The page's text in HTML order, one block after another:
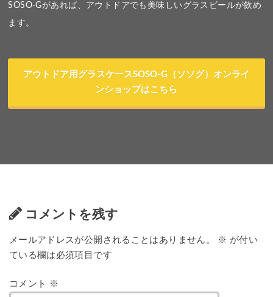
SOSO-Gがあれば、アウトドアでも美味しいグラスビールが飲め
ます。
アウトドア用グラスケースSOSO-G（ソソグ）オンライ
ンショップはこちら
コメントを残す
メールアドレスが公開されることはありません。 ※ が付い
ている欄は必須項目です
コメント ※